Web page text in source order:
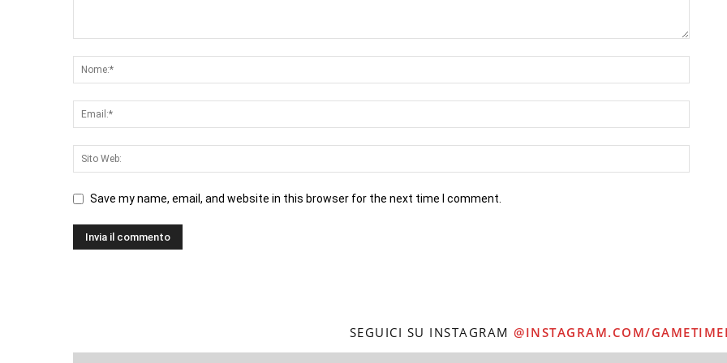
Save my name, email, and website in this browser for the next time I comment.
SEGUICI SU INSTAGRAM @INSTAGRAM.COM/